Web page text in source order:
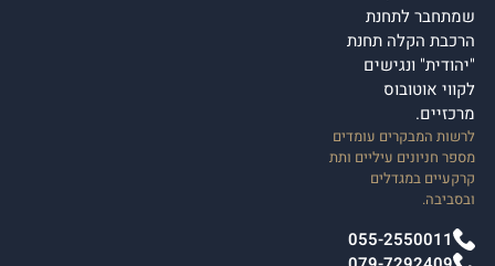
שמתחבר לתחנת
הרכבת הקלה תחנת
"יהודית" ונגישים
לקווי אוטובוס
מרכזיים.
לרשות המבקרים עומדים
מספר חניונים עיליים ותת
קרקעיים במגדלים
ובסביבה.
055-2550011